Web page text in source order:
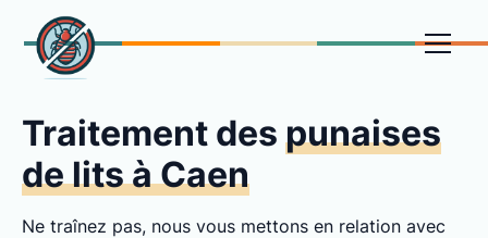
Traitement des punaises
de lits à Caen
Ne traînez pas, nous vous mettons en relation avec